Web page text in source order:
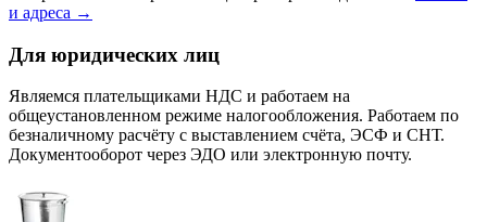
и адреса →
Для юридических лиц
Являемся плательщиками НДС и работаем на
общеустановленном режиме налогообложения. Работаем по
безналичному расчёту с выставлением счёта, ЭСФ и СНТ.
Документооборот через ЭДО или электронную почту.